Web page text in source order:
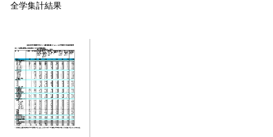
全学集計結果